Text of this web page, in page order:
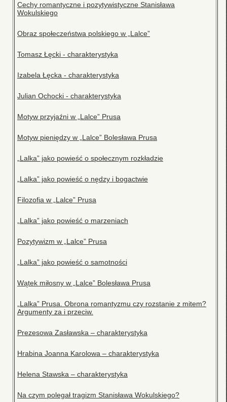
Cechy romantyczne i pozytywistyczne Stanisława
Wokulskiego
Obraz społeczeństwa polskiego w „Lalce”
Tomasz Łęcki - charakterystyka
Izabela Łęcka - charakterystyka
Julian Ochocki - charakterystyka
Motyw przyjaźni w „Lalce” Prusa
Motyw pieniędzy w „Lalce” Bolesława Prusa
„Lalka” jako powieść o społecznym rozkładzie
„Lalka” jako powieść o nędzy i bogactwie
Filozofia w „Lalce” Prusa
„Lalka” jako powieść o marzeniach
Pozytywizm w „Lalce” Prusa
„Lalka” jako powieść o samotności
Wątek miłosny w „Lalce” Bolesława Prusa
„Lalka” Prusa. Obrona romantyzmu czy rozstanie z mitem?
Argumenty za i przeciw.
Prezesowa Zasławska – charakterystyka
Hrabina Joanna Karolowa – charakterystyka
Helena Stawska – charakterystyka
Na czym polegał tragizm Stanisława Wokulskiego?